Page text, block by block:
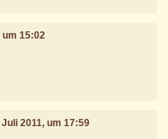
um 15:02
Juli 2011, um 17:59